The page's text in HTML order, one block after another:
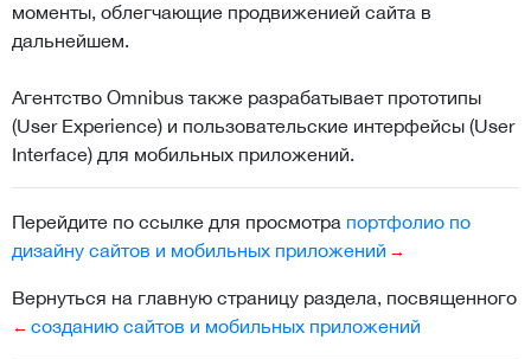
моменты, облегчающие продвиженией сайта в
дальнейшем.
Агентство Omnibus также разрабатывает прототипы
(User Experience) и пользовательские интерфейсы (User
Interface) для мобильных приложений.
Перейдите по ссылке для просмотра портфолио по
дизайну сайтов и мобильных приложений
Вернуться на главную страницу раздела, посвященного
созданию сайтов и мобильных приложений